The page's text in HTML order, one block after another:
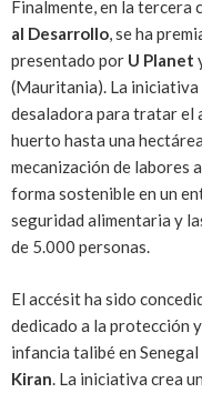
Finalmente, en la tercera
al Desarrollo, se ha
presentado por U Planet
(Mauritania). La iniciativa
desaladora para tratar el
huerto hasta una
mecanización de labores
forma sostenible en un
seguridad alimentaria y
de 5.000 personas.
El accésit ha sido
dedicado a la protección
infancia talibé en
Kiran. La iniciativa crea